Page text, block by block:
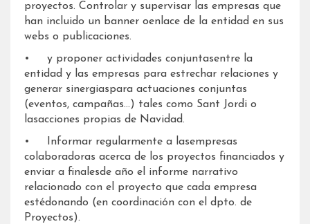
proyectos. Controlar y supervisar las empresas que
han incluido un banner oenlace de la entidad en sus
webs o publicaciones.
• y proponer actividades conjuntasentre la
entidad y las empresas para estrechar relaciones y
generar sinergiaspara actuaciones conjuntas
(eventos, campañas…) tales como Sant Jordi o
lasacciones propias de Navidad.
• Informar regularmente a lasempresas
colaboradoras acerca de los proyectos financiados y
enviar a finalesde año el informe narrativo
relacionado con el proyecto que cada empresa
estédonando (en coordinación con el dpto. de
Proyectos).